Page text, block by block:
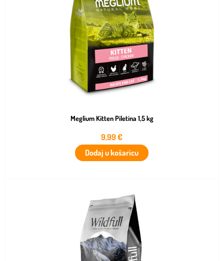
Meglium Kitten Piletina 1,5 kg
9,99€
Dodaj u košaricu